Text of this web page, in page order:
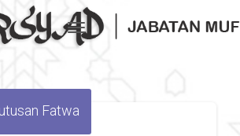
Toggle navigation
Fatwa